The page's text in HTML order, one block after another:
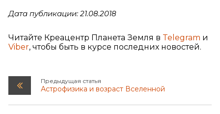
Дата публикации: 21.08.2018
Читайте Креацентр Планета Земля в Telegram и
Viber, чтобы быть в курсе последних новостей.
Предыдущая статья
Астрофизика и возраст Вселенной